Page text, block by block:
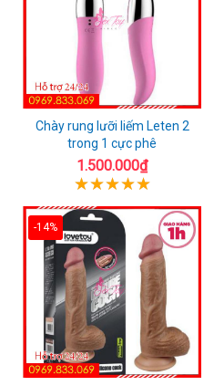
Chày rung lưỡi liếm Leten 2
trong 1 cực phê
1.500.000₫
-14%